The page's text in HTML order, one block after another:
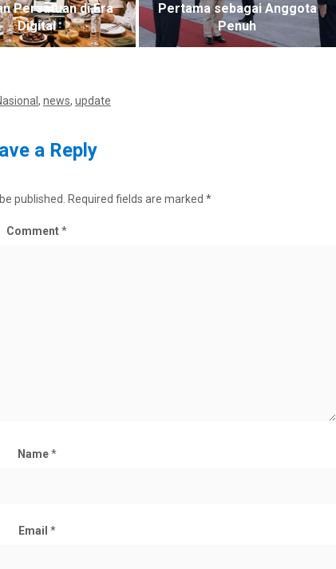
Persatuan di Era
Digital
Pertama sebagai Anggota
Penuh
, news, update
a Reply
published. Required fields are marked *
Comment*
Name*
Email *